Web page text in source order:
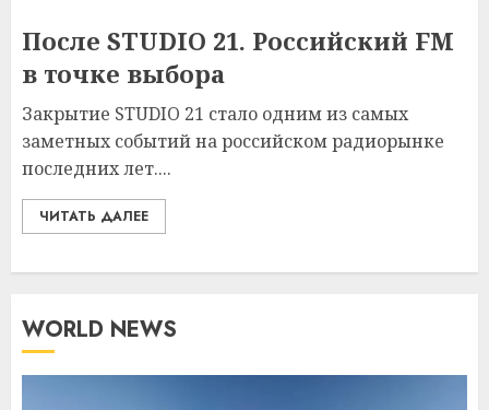
После STUDIO 21. Российский FM
в точке выбора
Закрытие STUDIO 21 стало одним из самых
заметных событий на российском радиорынке
последних лет....
ЧИТАТЬ ДАЛЕЕ
WORLD NEWS